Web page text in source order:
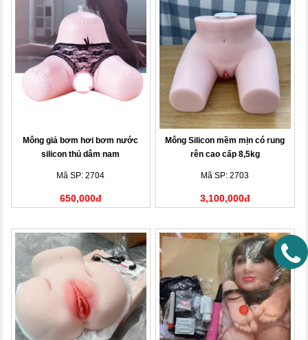
Mông giả bơm hơi bơm nước
silicon thủ dâm nam
Mã SP: 2704
650,000đ
Mông Silicon mềm mịn có rung
rên cao cấp 8,5kg
Mã SP: 2703
3,100,000đ